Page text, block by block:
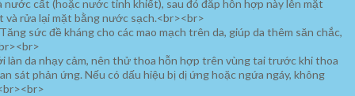
nước cất (hoặc nước tinh khiết), sau đó đắp hỗn hợp này lên mặt
và rửa lại mặt bằng nước sạch.<br><br>
sức đề kháng cho các mao mạch trên da, giúp da thêm săn chắc,
làn da nhạy cảm, nên thử thoa hỗn hợp trên vùng tai trước khi thoa
sát phản ứng. Nếu có dấu hiệu bị dị ứng hoặc ngứa ngáy, không